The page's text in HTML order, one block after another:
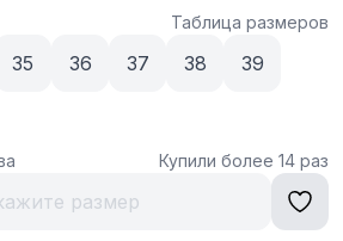
Таблица размеров
35 36 37 38 39
Купили более 14 раз
размер